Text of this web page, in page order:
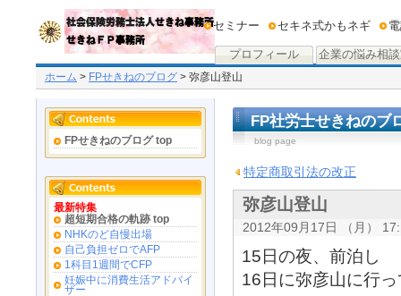
プロフィール 企業の悩み相
セミナー セキネ式かもネギ
ホーム > FPせきねのブログ > 弥彦山登山
FPせきねのブログ top
最新特集
超短期合格の軌跡 top
NHKのど自慢出場
自己負担ゼロでAFP
1科目1週間でCFP
妊娠中に消費生活アドバイ
ザー
FP社労士せきねのブ
blog page
特定商取引法の改正
弥彦山登山
2012年09月17日 （月）
15日の夜、前泊し
16日に弥彦山に行